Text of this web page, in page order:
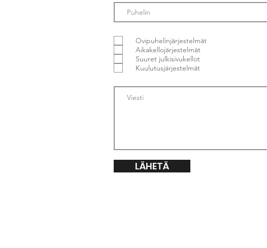
Ovipuhelinjärjestelmät
Aikakellojärjestelmät
Suuret julkisivukellot
Kuulutusjärjestelmät
LÄHETÄ